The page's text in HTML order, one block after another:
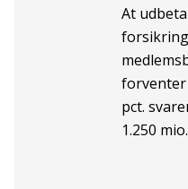
At
forventer
pct.
1.250